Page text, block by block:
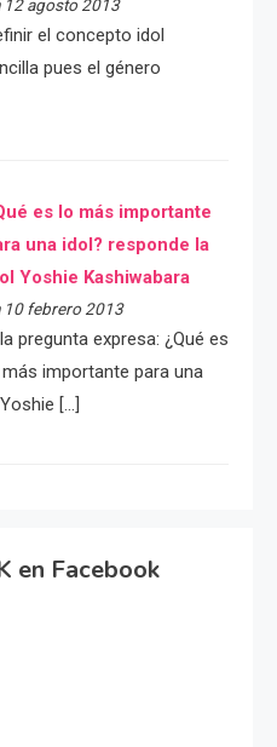
12 agosto 2013
el concepto idol
pues el género
es lo más importante
una idol? responde la
Yoshie Kashiwabara
10 febrero 2013
pregunta expresa: ¿Qué es
importante para una
[…]
en Facebook